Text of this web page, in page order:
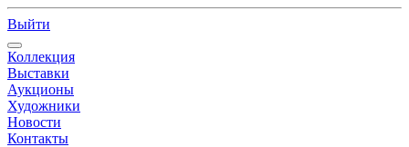
Выйти
Коллекция
Выставки
Аукционы
Художники
Новости
Контакты